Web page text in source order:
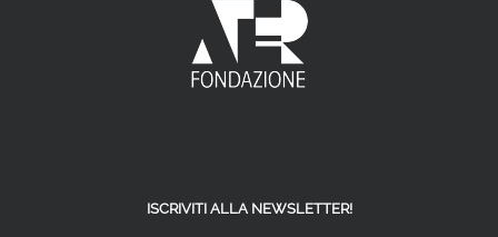
ISCRIVITI ALLA NEWSLETTER!